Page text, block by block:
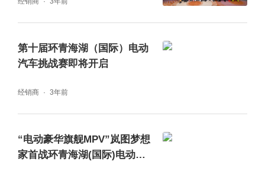
纪常伟宣布，AITO问界M5智驾版凭借获得了
这项殊荣。赛力斯汽车主观驾评专家蔡黎再度
登台，接过了颁奖嘉宾，中国汽研能源动力事
业部副总经理、高级研究员邓波手中的奖杯。
第十届环青海湖（国际）电动
汽车挑战赛即将开启
经销商 3年前
“电动豪华旗舰MPV”岚图梦想
家首战环青海湖(国际)电动汽车